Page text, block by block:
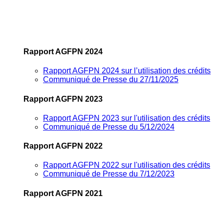
Rapport AGFPN 2024
Rapport AGFPN 2024 sur l’utilisation des crédits
Communiqué de Presse du 27/11/2025
Rapport AGFPN 2023
Rapport AGFPN 2023 sur l'utilisation des crédits
Communiqué de Presse du 5/12/2024
Rapport AGFPN 2022
Rapport AGFPN 2022 sur l'utilisation des crédits
Communiqué de Presse du 7/12/2023
Rapport AGFPN 2021